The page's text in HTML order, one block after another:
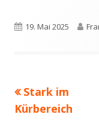
Veröffentlicht
19. Mai 2025
Vorheriger
Beitrag:
Stark im
Kürbereich